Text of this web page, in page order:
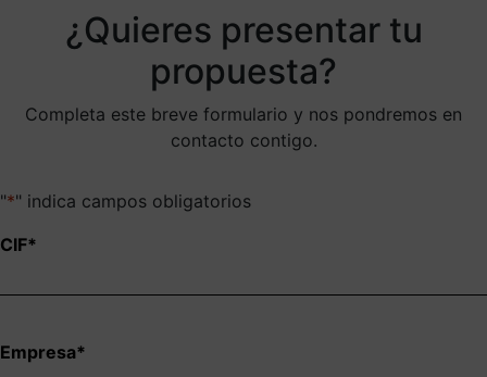
¿Quieres presentar tu
propuesta?
Completa este breve formulario y nos pondremos en
contacto contigo.
"*" indica campos obligatorios
CIF*
Empresa*